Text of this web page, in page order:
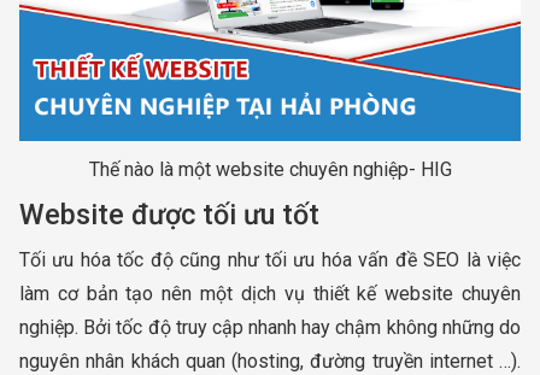
Thế nào là một website chuyên nghiệp- HIG
Website được tối ưu tốt
Tối ưu hóa tốc độ cũng như tối ưu hóa vấn đề SEO là việc
làm cơ bản tạo nên một dịch vụ thiết kế website chuyên
nghiệp. Bởi tốc độ truy cập nhanh hay chậm không những do
nguyên nhân khách quan (hosting, đường truyền internet …).